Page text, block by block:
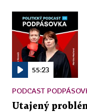
55:23
PODCAST
Utajený